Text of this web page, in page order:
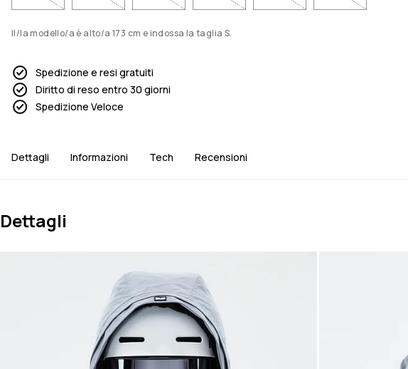
Il/la modello/a è alto/a 173 cm e indossa la taglia S.
Spedizione e resi gratuiti
Diritto di reso entro 30 giorni
Spedizione Veloce
Dettagli Informazioni Tech Recensioni
Dettagli